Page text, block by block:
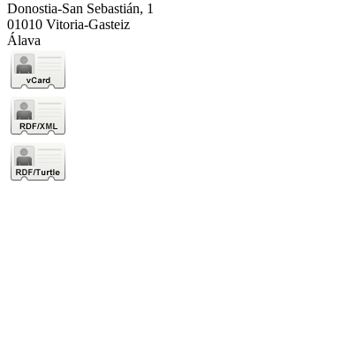
Donostia-San Sebastián, 1
01010 Vitoria-Gasteiz
Álava